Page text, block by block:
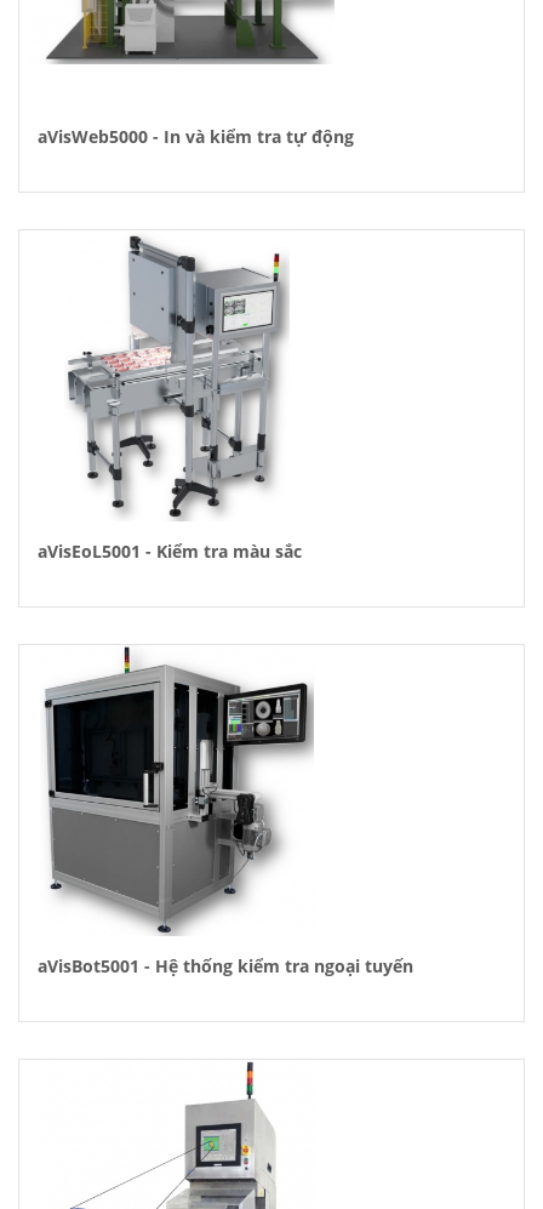
aVisWeb5000 - In và kiểm tra tự động
aVisEoL5001 - Kiểm tra màu sắc
aVisBot5001 - Hệ thống kiểm tra ngoại tuyến